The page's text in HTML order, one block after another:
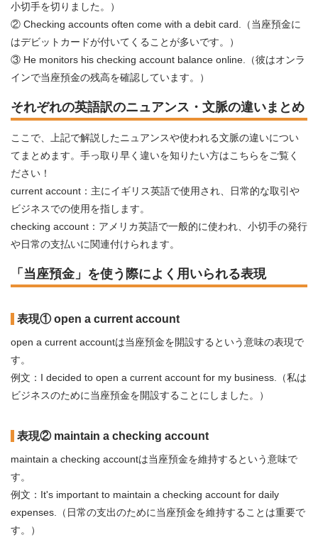
小切手を切りました。）
② Checking accounts often come with a debit card.（当座預金に
はデビットカードが付いてくることが多いです。）
③ He monitors his checking account balance online.（彼はオンラ
インで当座預金の残高を確認しています。）
それぞれの英語訳のニュアンス・文脈の違いまとめ
ここで、上記で解説したニュアンスや使われる文脈の違いについ
てまとめます。手っ取り早く違いを知りたい方はこちらをご覧く
ださい！
current account：主にイギリス英語で使用され、日常的な取引や
ビジネスでの使用を指します。
checking account：アメリカ英語で一般的に使われ、小切手の発行
や日常の支払いに関連付けられます。
「当座預金」を使う際によく用いられる表現
表現① open a current account
open a current accountは当座預金を開設するという意味の表現で
す。
例文：I decided to open a current account for my business.（私は
ビジネスのために当座預金を開設することにしました。）
表現② maintain a checking account
maintain a checking accountは当座預金を維持するという意味で
す。
例文：It's important to maintain a checking account for daily
expenses.（日常の支出のために当座預金を維持することは重要で
す。）